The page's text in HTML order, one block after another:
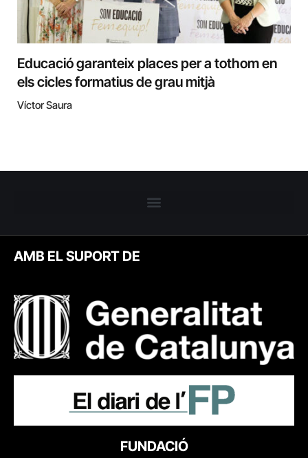
Educació garanteix places per a tothom en
els cicles formatius de grau mitjà
Víctor Saura
AMB EL SUPORT DE
FUNDACIÓ